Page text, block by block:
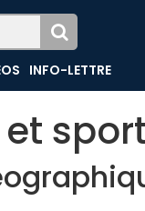
INFO-LETTRE